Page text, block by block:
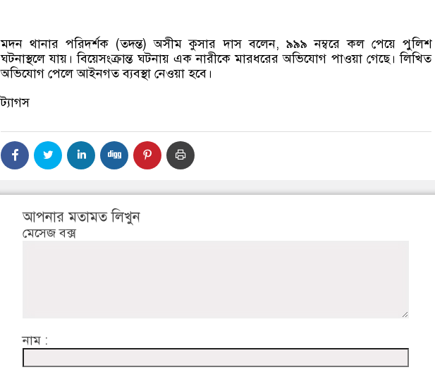
মদন থানার পরিদর্শক (তদন্ত) অসীম কুসার দাস বলেন, ৯৯৯ নম্বরে কল পেয়ে পুলিশ
ঘটনাস্থলে যায়। বিয়েসংক্রান্ত ঘটনায় এক নারীকে মারধরের অভিযোগ পাওয়া গেছে। লিখিত
অভিযোগ পেলে আইনগত ব্যবস্থা নেওয়া হবে।
ট্যাগস
আপনার মতামত লিখুন
মেসেজ বক্স
নাম :